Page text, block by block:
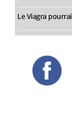
Le Viagra